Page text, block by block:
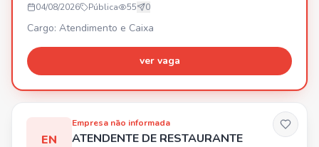
04/08/2026 Pública 55 0
Cargo: Atendimento e Caixa
ver vaga
EN
Empresa não informada
ATENDENTE DE RESTAURANTE